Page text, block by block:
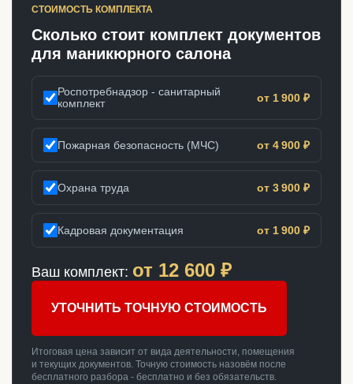
СТОИМОСТЬ КОМПЛЕКТА
Сколько стоит комплект документов
для маникюрного салона
Роспотребнадзор - санитарный
комплект
от 1 900 ₽
Пожарная безопасность (МЧС) от 4 900 ₽
Охрана труда от 3 900 ₽
Кадровая документация от 1 900 ₽
Ваш комплект: от 12 600 ₽
УТОЧНИТЬ ТОЧНУЮ СТОИМОСТЬ
Итоговая цена зависит от вида деятельности, помещения
и текущих документов. Точную стоимость назовём после
бесплатного разбора - бесплатно и без обязательств.